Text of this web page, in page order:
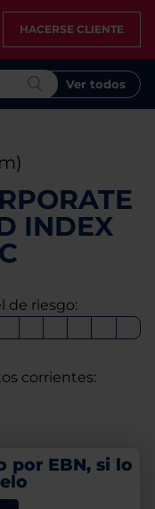
HACERSE CLIENTE
Ver todos
INDEX
de riesgo:
corrientes:
por EBN, si lo